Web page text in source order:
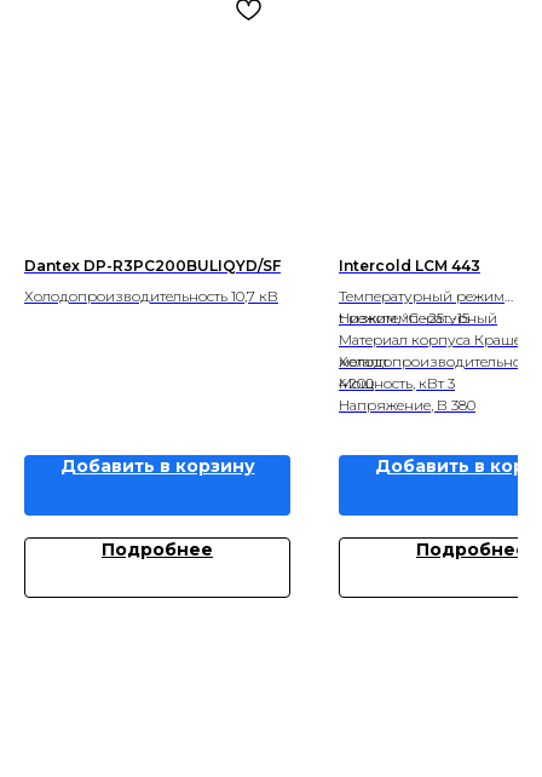
Dantex DP-R3PC200BULIQYD/SF
Холодопроизводительность 10,7 кВ
Добавить в корзину
Подробнее
Intercold LCM 443
Температурный режим
Низкотемпературный
t режим, °С -25...-15
Материал корпуса
металл
4200
Мощность, кВт 3
Напряжение, В 380
Добавить в
Подробнее